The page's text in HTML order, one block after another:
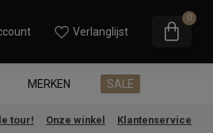
Verlanglijst
0
MERKEN SALE
tour! Onze winkel Klantenservice